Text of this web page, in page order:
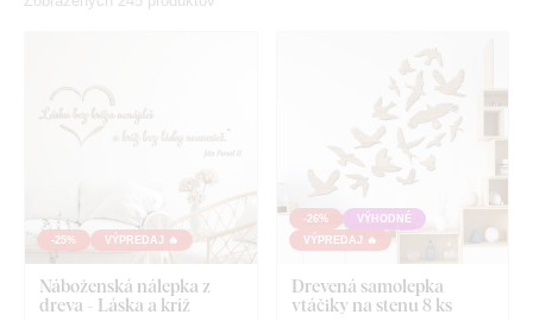
-25% VÝPREDAJ 🔥
Náboženská nálepka z
dreva - Láska a kríž
-26%
VÝHODNÉ
VÝPREDAJ 🔥
Drevená samolepka
vtáčiky na stenu 8 ks